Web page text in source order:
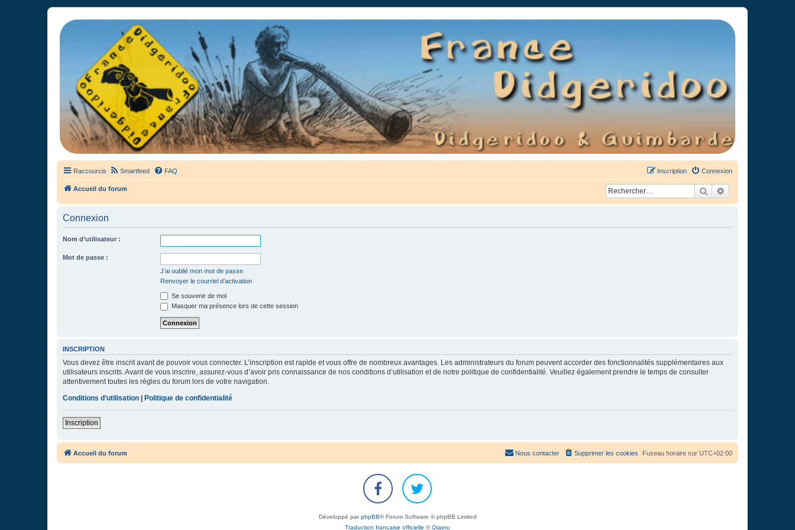
France Didgeridoo
Didgeridoo et Guimbarde sur France Didgeridoo - retrouvez la communauté.
Raccourcis Smartfeed FAQ Connexion
Inscription
Accueil du forum Rechercher
Connexion
Nom d’utilisateur :
Mot de passe :
J’ai oublié mon mot de passe
Renvoyer le courriel d’activation
Se souvenir de moi
Masquer ma présence lors de cette session
INSCRIPTION
Vous devez être inscrit avant de pouvoir vous connecter. L’inscription est rapide et vous offre de nombreux avantages. Les administrateurs du forum peuvent accorder des fonctionnalités supplémentaires aux
utilisateurs inscrits. Avant de vous inscrire, assurez-vous d’avoir pris connaissance de nos conditions d’utilisation et de notre politique de confidentialité. Veuillez également prendre le temps de consulter
attentivement toutes les règles du forum lors de votre navigation.
Conditions d’utilisation
Politique de confidentialité
Inscription
Accueil du forum Fuseau horaire sur UTC+02:00
Supprimer les cookies
Nous contacter
Développé parphpBB® Forum Software © phpBB Limited
Traduction française officielle ©Qiaeru